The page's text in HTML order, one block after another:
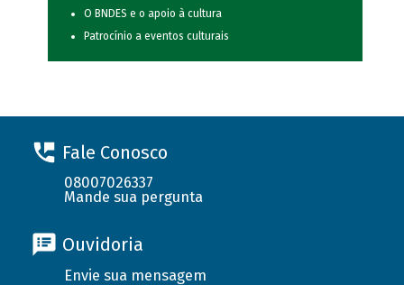
O BNDES e o apoio à cultura
Patrocínio a eventos culturais
Fale Conosco
08007026337
Mande sua pergunta
Ouvidoria
Envie sua mensagem